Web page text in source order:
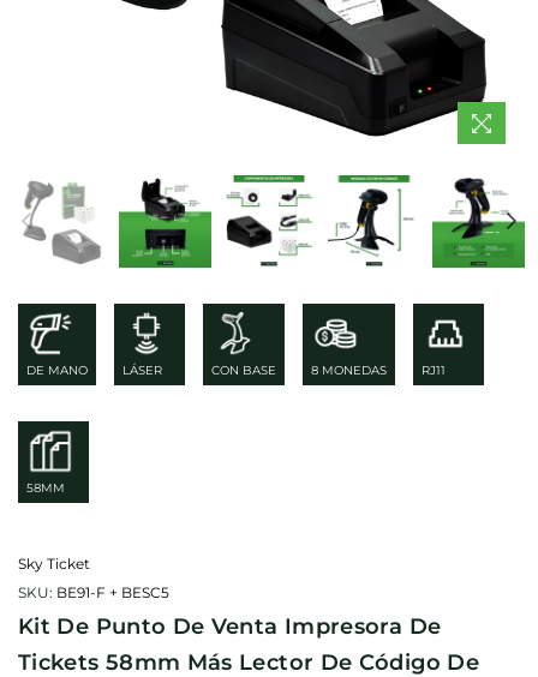
DE MANO LÁSER CON BASE 8 MONEDAS RJ11
58MM
Sky Ticket
SKU: BE91-F + BESC5
Kit De Punto De Venta Impresora De
Tickets 58mm Más Lector De Código De